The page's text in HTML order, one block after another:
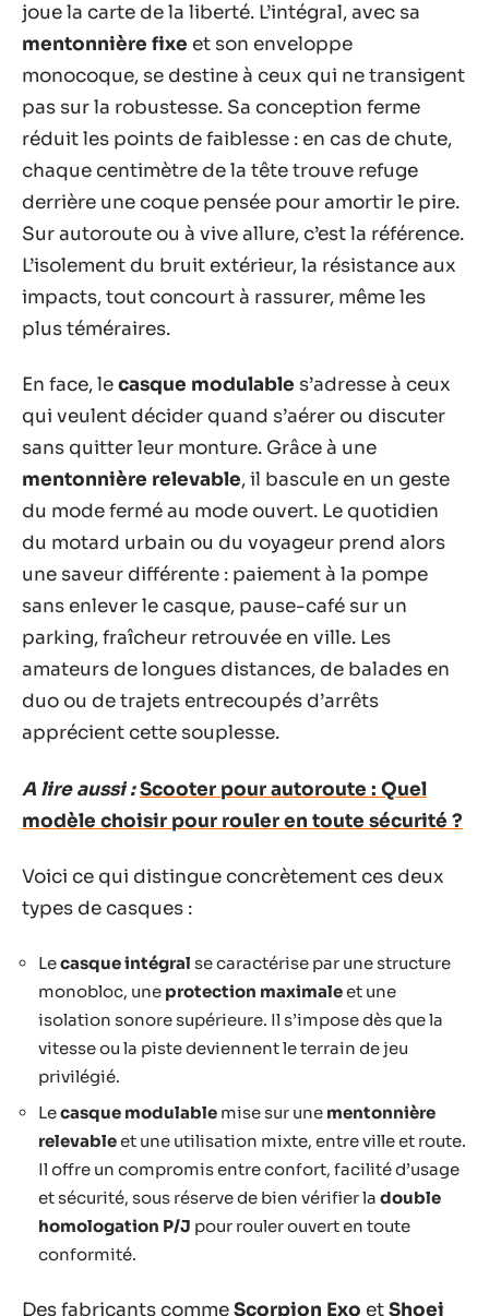
joue la carte de la liberté. L’intégral, avec sa
mentonnière fixe et son enveloppe
monocoque, se destine à ceux qui ne transigent
pas sur la robustesse. Sa conception ferme
réduit les points de faiblesse : en cas de chute,
chaque centimètre de la tête trouve refuge
derrière une coque pensée pour amortir le pire.
Sur autoroute ou à vive allure, c’est la référence.
L’isolement du bruit extérieur, la résistance aux
impacts, tout concourt à rassurer, même les
plus téméraires.
En face, lecasque modulable s’adresse à ceux
qui veulent décider quand s’aérer ou discuter
sans quitter leur monture. Grâce à une
mentonnière relevable, il bascule en un geste
du mode fermé au mode ouvert. Le quotidien
du motard urbain ou du voyageur prend alors
une saveur différente : paiement à la pompe
sans enlever le casque, pause-café sur un
parking, fraîcheur retrouvée en ville. Les
amateurs de longues distances, de balades en
duo ou de trajets entrecoupés d’arrêts
apprécient cette souplesse.
A lire aussi :Scooter pour autoroute : Quel
modèle choisir pour rouler en toute sécurité ?
Voici ce qui distingue concrètement ces deux
types de casques :
Lecasque intégral se caractérise par une structure
monobloc, une protection maximaleet une
isolation sonore supérieure. Il s’impose dès que la
vitesse ou la piste deviennent le terrain de jeu
privilégié.
Lecasque modulable mise sur une mentonnière
relevableet une utilisation mixte, entre ville et route.
Il offre un compromis entre confort, facilité d’usage
et sécurité, sous réserve de bien vérifier la double
homologation P/J pour rouler ouvert en toute
conformité.
Des fabricants commeScorpion Exo etShoei